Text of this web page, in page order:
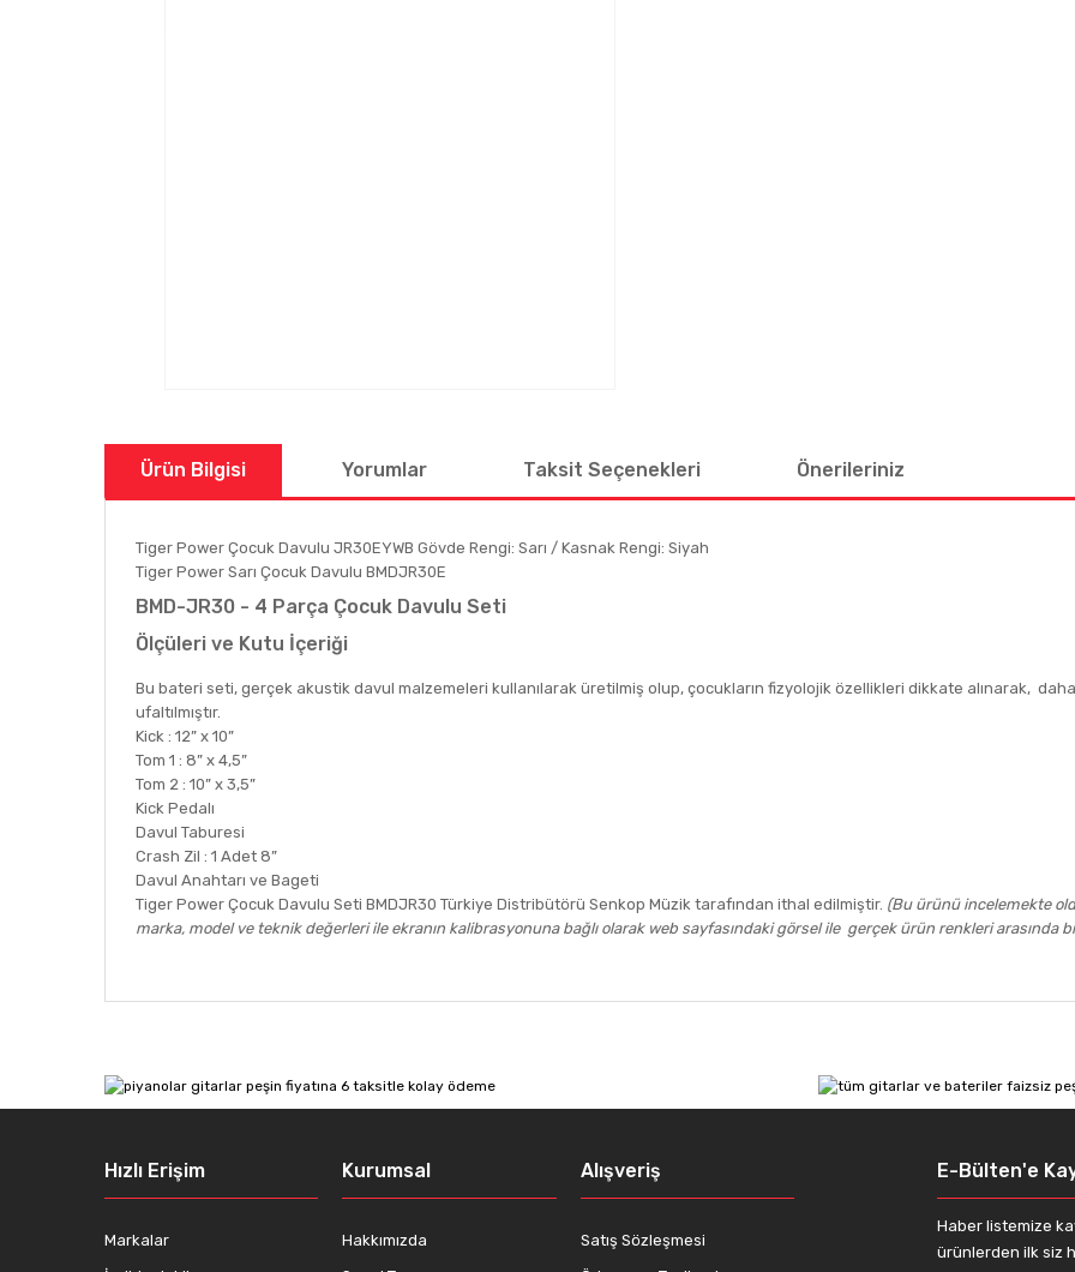
Ürün Bilgisi Yorumlar Taksit Seçenekleri Önerileriniz
Tiger Power Çocuk Davulu JR30EYWB Gövde Rengi: Sarı / Kasnak Rengi: Siyah
Tiger Power Sarı Çocuk Davulu BMDJR30E
BMD-JR30 - 4 Parça Çocuk Davulu Seti
Ölçüleri ve Kutu İçeriği
Bu bateri seti, gerçek akustik davul malzemeleri kullanılarak üretilmiş olup, çocukların fizyolojik özellikleri dikkate alınarak,
ufaltılmıştır.
Kick : 12” x 10”
Tom 1 : 8” x 4,5”
Tom 2 : 10” x 3,5”
Kick Pedalı
Davul Taburesi
Crash Zil : 1 Adet 8”
Davul Anahtarı ve Bageti
Tiger Power Çocuk Davulu Seti BMDJR30 Türkiye Distribütörü Senkop Müzik tarafından ithal edilmiştir. (Bu ürünü incelemekte
marka, model ve teknik değerleri ile ekranın kalibrasyonuna bağlı olarak web sayfasındaki görsel ile gerçek ürün renkleri arasında
Yorum Yaz
Görüş ve önerileriniz için teşekkür ederiz.
Ürün açıklamasında eksik bilgiler bulunuyor.
Ürün fiyatı diğer sitelerden daha pahalı.
Hızlı Erişim
Markalar
Kurumsal
Hakkımızda
Alışveriş
Satış Sözleşmesi
E-Bülten'e
Haber listemize
ürünlerden ilk siz